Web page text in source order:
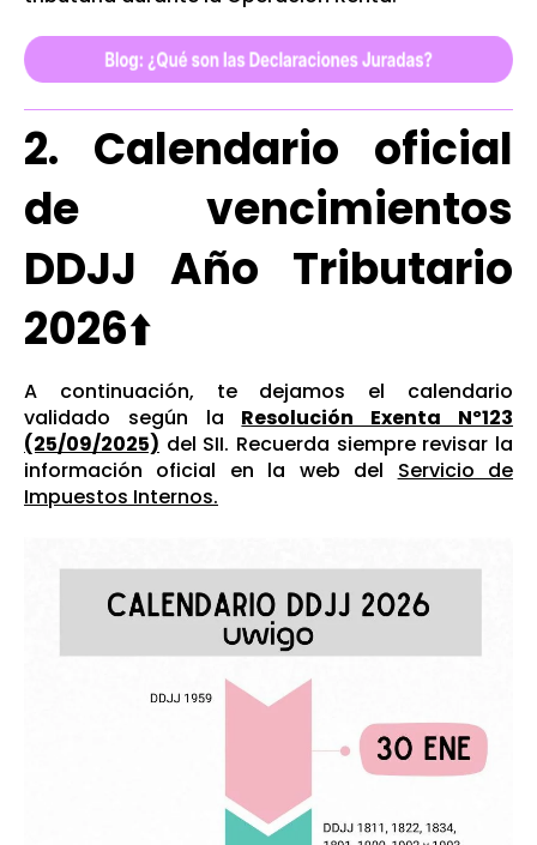
2. Calendario oficial
de vencimientos
DDJJ Año Tributario
2026⬆️
A continuación, te dejamos el calendario
validado según la Resolución Exenta Nº123
(25/09/2025) del SII. Recuerda siempre revisar la
información oficial en la web del Servicio de
Impuestos Internos.